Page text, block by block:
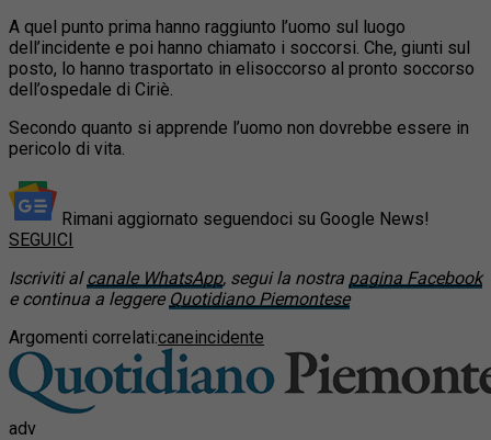
A quel punto prima hanno raggiunto l’uomo sul luogo
dell’incidente e poi hanno chiamato i soccorsi. Che, giunti sul
posto, lo hanno trasportato in elisoccorso al pronto soccorso
dell’ospedale di Ciriè.
Secondo quanto si apprende l’uomo non dovrebbe essere in
pericolo di vita.
Rimani aggiornato seguendoci su Google News!
SEGUICI
Iscriviti alcanale WhatsApp, segui la nostra pagina Facebook
e continua a leggere Quotidiano Piemontese
Argomenti correlati:caneincidente
adv